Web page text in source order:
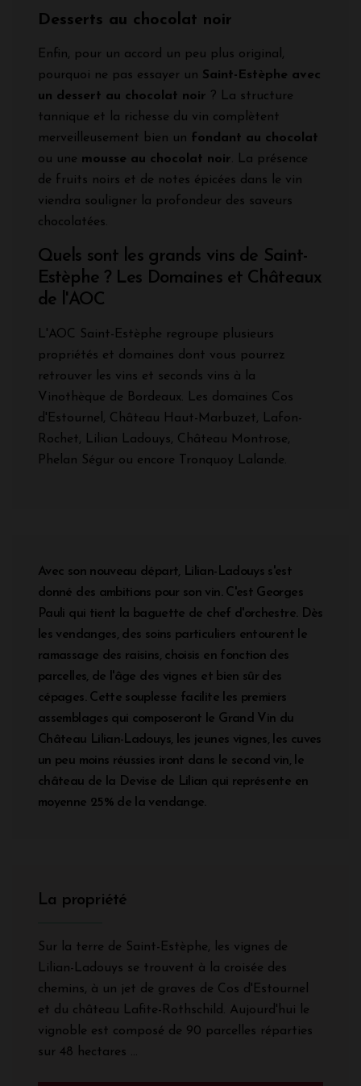
Desserts au chocolat noir
Enfin, pour un accord un peu plus original,
pourquoi ne pas essayer un Saint-Estèphe avec
un dessert au chocolat noir ? La structure
tannique et la richesse du vin complètent
merveilleusement bien un fondant au chocolat
ou une mousse au chocolat noir. La présence
de fruits noirs et de notes épicées dans le vin
viendra souligner la profondeur des saveurs
chocolatées.
Quels sont les grands vins de Saint-
Estèphe ? Les Domaines et Châteaux
de l'AOC
L'AOC Saint-Estèphe regroupe plusieurs
propriétés et domaines dont vous pourrez
retrouver les vins et seconds vins à la
Vinothèque de Bordeaux. Les domaines Cos
d'Estournel, Château Haut-Marbuzet, Lafon-
Rochet, Lilian Ladouys, Château Montrose,
Phelan Ségur ou encore Tronquoy Lalande.
Avec son nouveau départ, Lilian-Ladouys s'est
donné des ambitions pour son vin. C'est Georges
Pauli qui tient la baguette de chef d'orchestre. Dès
les vendanges, des soins particuliers entourent le
ramassage des raisins, choisis en fonction des
parcelles, de l'âge des vignes et bien sûr des
cépages. Cette souplesse facilite les premiers
assemblages qui composeront le Grand Vin du
Château Lilian-Ladouys, les jeunes vignes, les cuves
un peu moins réussies iront dans le second vin, le
château de la Devise de Lilian qui représente en
moyenne 25% de la vendange.
La propriété
Sur la terre de Saint-Estèphe, les vignes de
Lilian-Ladouys se trouvent à la croisée des
chemins, à un jet de graves de Cos d'Estournel
et du château Lafite-Rothschild. Aujourd'hui le
vignoble est composé de 90 parcelles réparties
sur 48 hectares ...